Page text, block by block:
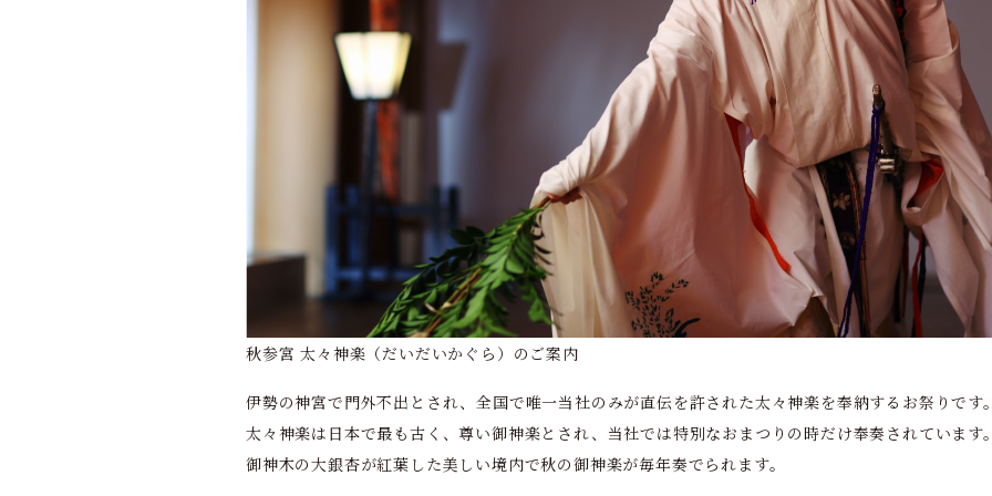
秋参宮 太々神楽（だいだいかぐら）のご案内
伊勢の神宮で門外不出とされ、全国で唯一当社のみが直伝を許された太々神楽を奉納するお祭りです
太々神楽は日本で最も古く、尊い御神楽とされ、当社では特別なおまつりの時だけ奉奏されています
御神木の大銀杏が紅葉した美しい境内で秋の御神楽が毎年奏でられます。